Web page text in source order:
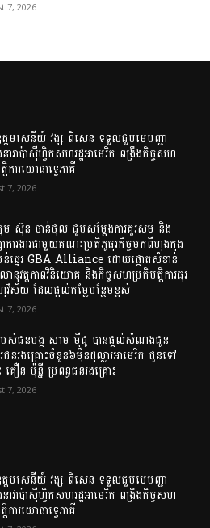
7, 2026
តមសេនីយ៍ វង្ស ពិសេន ទទួលជួបមេបញ្ជា
នាវាប៉ាស៊ីហ្វិកសហរដ្ឋអាមេរិក ពង្រឹងកិច្ចសហ
ការយោធាទ្វេភាគី
7, 2026
ម ស៊ុន ចាន់ថុល ជួបសម្តែងការគួរសម និង
ាការងារជាមួយគណៈប្រតិភូធុរកិច្ចមកពីហុងកុង
ឆ្នេរ GBA Alliance ដោយផ្តោតសំខាន់
ានុវត្តភាពវិនិយោគ និងកិច្ចសហប្រតិបត្តិការធុរ
វិស័យ ដែលផ្តល់តម្លែបន្ថែមខ្ពស់
7, 2026
ស់ជនបង្ក សាម ម៉ីជូ បានផ្តល់សំណងជូន
ជនរងគ្រោះចំនួន៦ម៉ឺនដុល្លារអាមេរិក ជូនទៅ​
ឿន​ ប៉ុន្នី​ ប្រពន្ធជនរងគ្រោះ​
7, 2026
តមសេនីយ៍ វង្ស ពិសេន ទទួលជួបមេបញ្ជា
នាវាប៉ាស៊ីហ្វិកសហរដ្ឋអាមេរិក ពង្រឹងកិច្ចសហ
ការយោធាទ្វេភាគី